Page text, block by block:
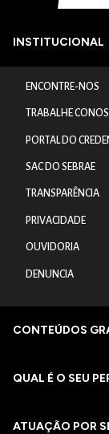
INSTITUCIONAL
ENCONTRE-NOS
TRABALHE
PORTAL DO
SAC DO SEBRAE
TRANSPARÊNCIA
PRIVACIDADE
OUVIDORIA
DENUNCIA
CONTEÚDOS
QUAL É O SEU
ATUAÇÃO POR